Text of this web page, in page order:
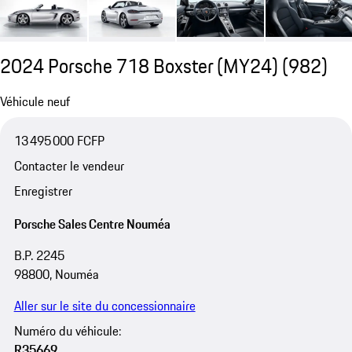
2024 Porsche 718 Boxster (MY24)(982)
Véhicule neuf
13 495 000 FCFP
Contacter le vendeur
Enregistrer
Porsche Sales Centre Nouméa
B.P. 2245
98800, Nouméa
Aller sur le site du concessionnaire
Numéro du véhicule: